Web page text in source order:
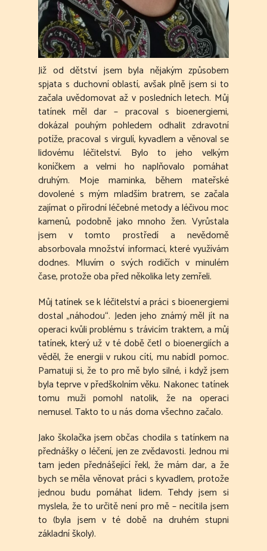
Již od dětství jsem byla nějakým způsobem
spjata s duchovní oblastí, avšak plně jsem si to
začala uvědomovat až v posledních letech. Můj
tatínek měl dar – pracoval s bioenergiemi,
dokázal pouhým pohledem odhalit zdravotní
potíže, pracoval s virgulí, kyvadlem a věnoval se
lidovému léčitelství. Bylo to jeho velkým
koníčkem a velmi ho naplňovalo pomáhat
druhým. Moje maminka, během mateřské
dovolené s mým mladším bratrem, se začala
zajímat o přírodní léčebné metody a léčivou moc
kamenů, podobně jako mnoho žen. Vyrůstala
jsem v tomto prostředí a nevědomě
absorbovala množství informací, které využívám
dodnes. Mluvím o svých rodičích v minulém
čase, protože oba před několika lety zemřeli.
Můj tatínek se k léčitelství a práci s bioenergiemi
dostal „náhodou“. Jeden jeho známý měl jít na
operaci kvůli problému s trávicím traktem, a můj
tatínek, který už v té době četl o bioenergiích a
věděl, že energii v rukou cítí, mu nabídl pomoc.
Pamatuji si, že to pro mě bylo silné, i když jsem
byla teprve v předškolním věku. Nakonec tatínek
tomu muži pomohl natolik, že na operaci
nemusel. Takto to u nás doma všechno začalo.
Jako školačka jsem občas chodila s tatínkem na
přednášky o léčení, jen ze zvědavosti. Jednou mi
tam jeden přednášející řekl, že mám dar, a že
bych se měla věnovat práci s kyvadlem, protože
jednou budu pomáhat lidem. Tehdy jsem si
myslela, že to určitě není pro mě – necítila jsem
to (byla jsem v té době na druhém stupni
základní školy).